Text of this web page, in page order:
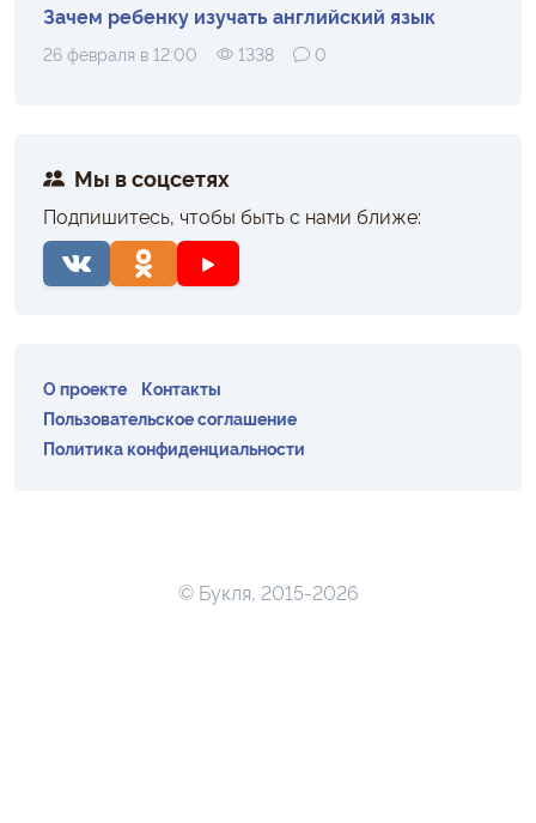
Зачем ребенку изучать английский язык
26 февраля в 12:00 1338 0
Мы в соцсетях
Подпишитесь, чтобы быть с нами ближе:
О проекте
Контакты
Пользовательское соглашение
Политика конфиденциальности
© Букля, 2015-2026